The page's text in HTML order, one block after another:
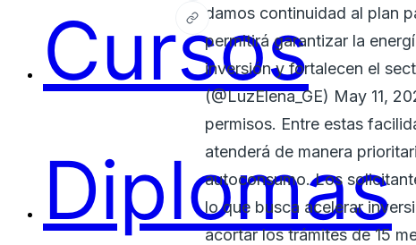
Cursos
Diplomas
damos continuidad al plan
permitirá garantizar la
inversión y fortalecen el
(@LuzElena_GE) May 11,
permisos. Entre estas
atenderá de manera
autoconsumo. Los
lo que busca acelerar
acortar los trámites de 15